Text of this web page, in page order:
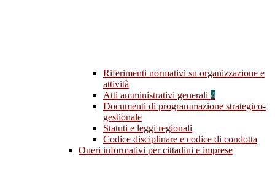
Riferimenti normativi su organizzazione e
attività
Atti amministrativi generali 4
Documenti di programmazione strategico-
gestionale
Statuti e leggi regionali
Codice disciplinare e codice di condotta
Oneri informativi per cittadini e imprese